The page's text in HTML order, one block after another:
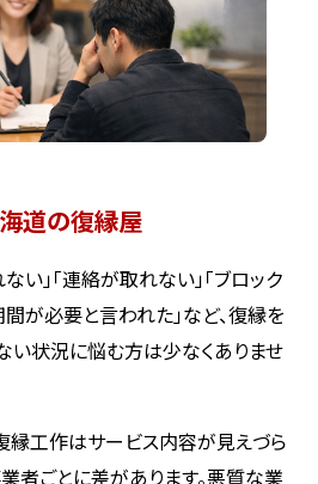
道の復縁屋
い」「連絡が取れない」「ブロック
間が必要と言われた」など、復縁を
い状況に悩む方は少なくありませ
縁工作はサービス内容が見えづら
者ごとに差があります。悪質な業